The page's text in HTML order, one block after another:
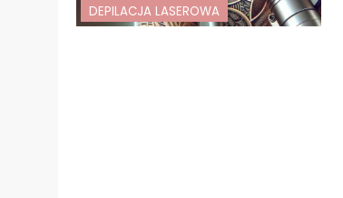
DEPILACJA LASEROWA